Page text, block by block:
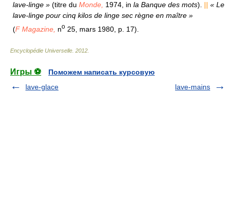
lave-linge » (titre du Monde, 1974, in la Banque des mots). || « Le
lave-linge pour cinq kilos de linge sec règne en maître »
(F Magazine, no 25, mars 1980, p. 17).
Encyclopédie Universelle 2012
Игры ⚽
Поможем написать курсовую
lave-glace
lave-mains